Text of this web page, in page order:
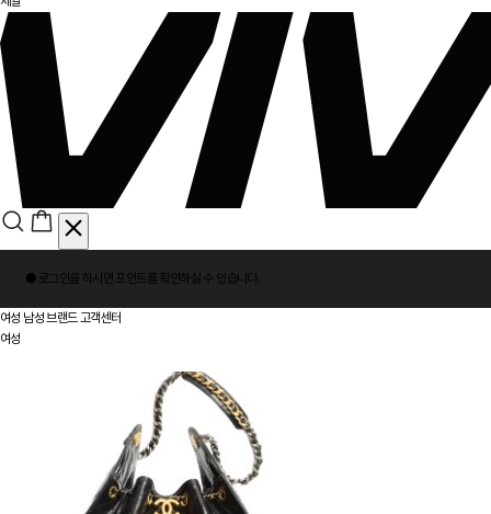
그
인
● 로그인을 하시면 포인트 를 확인하실 수 있습니다.
여성 남성 브랜드 고객센터
여성